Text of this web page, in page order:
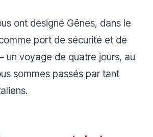
ont désigné Gênes, dans le
port de sécurité et de
​​un voyage de quatre jours, au
sommes passés par tant